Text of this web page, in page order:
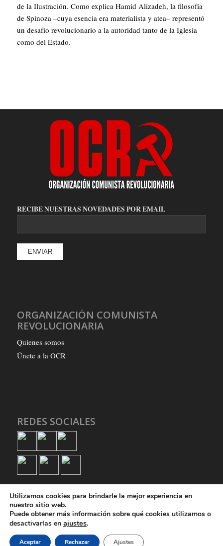
de la Ilustración. Como explica Hamid Alizadeh, la filosofía
de Spinoza –cuya esencia era materialista y atea– representó
un desafío revolucionario a la autoridad tanto de la Iglesia
como del Estado.
RECIBE NUESTRAS NOVEDADES POR EMAIL
ORGANIZACIÓN COMUNISTA
REVOLUCIONARIA
Quienes somos
Únete a la OCR
REDES SOCIALES
Quienes somos
Únete a la OCR Política de privacidad
Utilizamos cookies para brindarle la mejor experiencia en
nuestro sitio web.
Puede obtener más información sobre qué cookies utilizamos o
desactivarlas en ajustes.
Aceptar Rechazar Ajustes